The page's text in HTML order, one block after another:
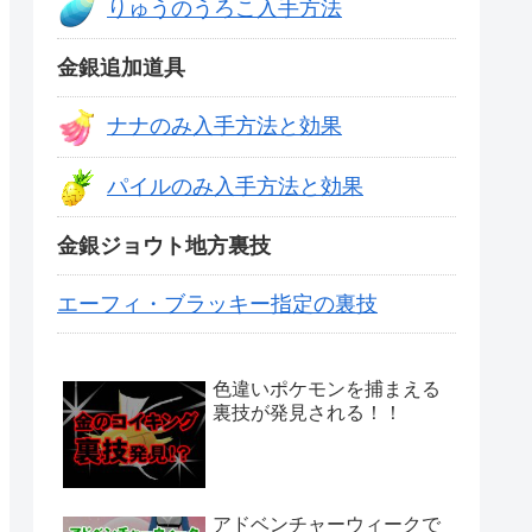
りゅうのうろこ入手方法
金銀追加道具
ナナのみ入手方法と効果
パイルのみ入手方法と効果
金銀ジョウト地方裏技
エーフィ・ブラッキー指定の裏技
色違いポケモンを捕まえる
裏技が発見される！！
アドベンチャーウィークで